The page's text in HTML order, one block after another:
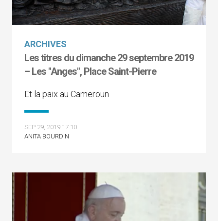
ARCHIVES
Les titres du dimanche 29 septembre 2019
– Les "Anges", Place Saint-Pierre
Et la paix au Cameroun
SEP 29, 2019 17:10
ANITA BOURDIN